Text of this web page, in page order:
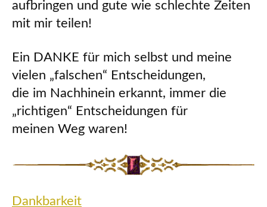
aufbringen und gute wie schlechte Zeiten
mit mir teilen!
Ein DANKE für mich selbst und meine
vielen „falschen“ Entscheidungen,
die im Nachhinein erkannt, immer die
„richtigen“ Entscheidungen für
meinen Weg waren!
Dankbarkeit